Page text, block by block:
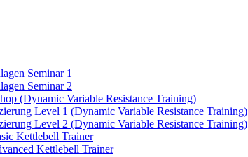
Seminar 1
Seminar 2
(Dynamic Variable Resistance Training)
Level 1 (Dynamic Variable Resistance Training)
Level 2 (Dynamic Variable Resistance Training)
Kettlebell Trainer
Kettlebell Trainer